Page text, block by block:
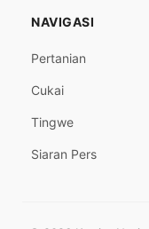
NAVIGASI
Pertanian
Cukai
Tingwe
Siaran Pers